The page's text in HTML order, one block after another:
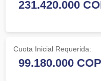
Cuota Inicial Requerida: